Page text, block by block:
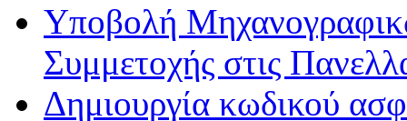
Υποβολή
Συμμετοχής στις
Δημιουργία κωδικού